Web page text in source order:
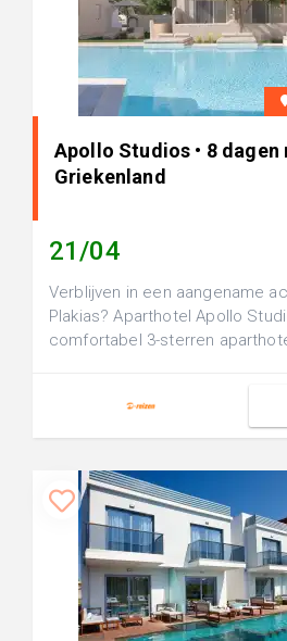
Apollo Studios • 8 dagen
Griekenland
21/04
Verblijven in een aangename
Plakias? Aparthotel Apollo
comfortabel 3-sterren